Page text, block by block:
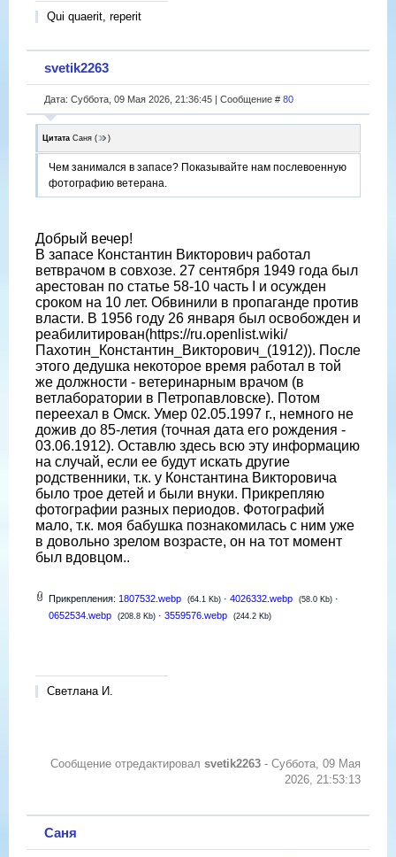
Qui quaerit, reperit
svetik2263
Дата: Суббота, 09 Мая 2026, 21:36:45 | Сообщение # 80
Цитата Саня ( )
Чем занимался в запасе? Показывайте нам послевоенную
фотографию ветерана.
Добрый вечер!
В запасе Константин Викторович работал
ветврачом в совхозе. 27 сентября 1949 года был
арестован по статье 58-10 часть I и осужден
сроком на 10 лет. Обвинили в пропаганде против
власти. В 1956 году 26 января был освобожден и
реабилитирован(https://ru.openlist.wiki/
Пахотин_Константин_Викторович_(1912)). После
этого дедушка некоторое время работал в той
же должности - ветеринарным врачом (в
ветлаборатории в Петропавловске). Потом
переехал в Омск. Умер 02.05.1997 г., немного не
дожив до 85-летия (точная дата его рождения -
03.06.1912). Оставлю здесь всю эту информацию
на случай, если ее будут искать другие
родственники, т.к. у Константина Викторовича
было трое детей и были внуки. Прикрепляю
фотографии разных периодов. Фотографий
мало, т.к. моя бабушка познакомилась с ним уже
в довольно зрелом возрасте, он на тот момент
был вдовцом..
Прикрепления: 1807532.webp (64.1 Kb) · 4026332.webp (58.0 Kb) ·
0652534.webp
(208.8 Kb) · 3559576.webp (244.2 Kb)
Светлана И.
Сообщение отредактировал svetik2263 - Суббота, 09 Мая
2026, 21:53:13
Саня